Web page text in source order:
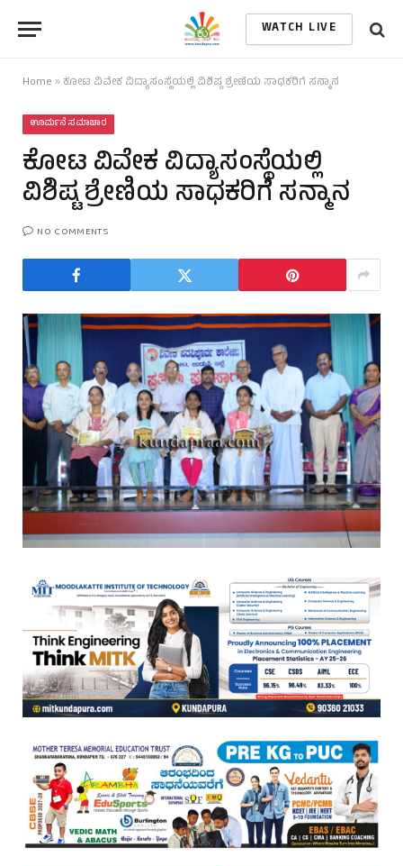
WATCH LIVE
Home »ಕೋಟ ವಿವೇಕ ವಿದ್ಯಾಸಂಸ್ಥೆಯಲ್ಲಿ ವಿಶಿಷ್ಟ ಶ್ರೇಣಿಯ ಸಾಧಕರಿಗೆ ಸನ್ಮಾನ
ಊರ್ಮನೆ ಸಮಾಚಾರ
ಕೋಟ ವಿವೇಕ ವಿದ್ಯಾಸಂಸ್ಥೆಯಲ್ಲಿ
ವಿಶಿಷ್ಟ ಶ್ರೇಣಿಯ ಸಾಧಕರಿಗೆ ಸನ್ಮಾನ
NO COMMENTS